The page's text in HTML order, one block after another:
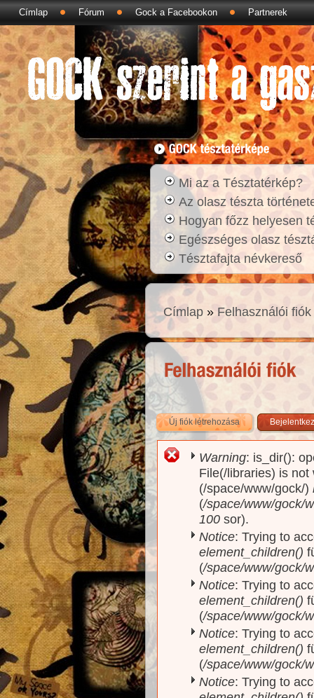
Címlap Fórum Gock a Facebookon Partnerek
Mi az a Tésztatérkép?
Az olasz tészta
Hogyan főzz helyesen
Egészséges olasz
Tésztafajta névkereső
Címlap » Felhasználói fiók
Új fiók létrehozása(aktív fül)
Hibaüzenet
Warning: is_dir():
File(/libraries) is
(/space/www/gock/)
(/space/www/gock/
100 sor).
Notice: Trying to
element_children()
(/space/www/gock/
Notice: Trying to
element_children()
(/space/www/gock/
Notice: Trying to
element_children()
(/space/www/gock/
Notice: Trying to